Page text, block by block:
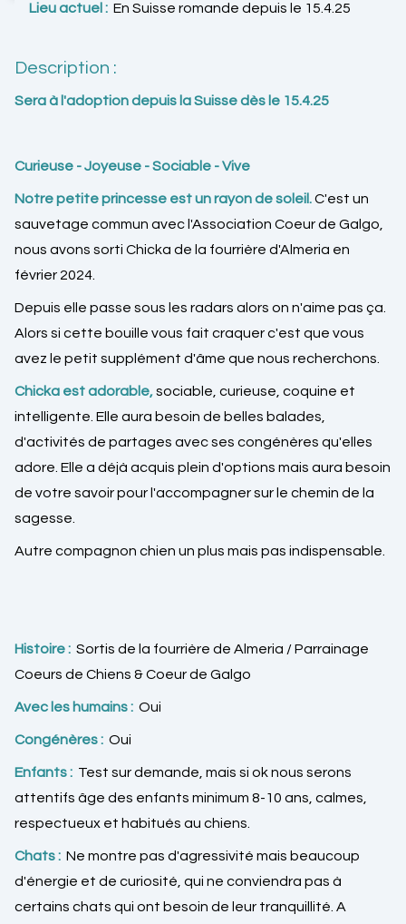
Lieu actuel : En Suisse romande depuis le 15.4.25
Description :
Sera à l'adoption depuis la Suisse dès le 15.4.25
Curieuse - Joyeuse - Sociable - Vive
Notre petite princesse est un rayon de soleil.C'est un
sauvetage commun avec l'Association Coeur de Galgo,
nous avons sorti Chicka de la fourrière d'Almeria en
février 2024.
Depuis elle passe sous les radars alors on n'aime pas ça.
Alors si cette bouille vous fait craquer c'est que vous
avez le petit supplément d'âme que nous recherchons.
Chicka est adorable,sociable, curieuse, coquine et
intelligente. Elle aura besoin de belles balades,
d'activités de partages avec ses congénères qu'elles
adore. Elle a déjà acquis plein d'options mais aura besoin
de votre savoir pour l'accompagner sur le chemin de la
sagesse.
Autre compagnon chien un plus mais pas indispensable.
Histoire : Sortis de la fourrière de Almeria / Parrainage
Coeurs de Chiens & Coeur de Galgo
Avec les humains : Oui
Congénères : Oui
Enfants : Test sur demande, mais si ok nous serons
attentifs âge des enfants minimum 8-10 ans, calmes,
respectueux et habitués au chiens.
Chats : Ne montre pas d'agressivité mais beaucoup
d'énergie et de curiosité, qui ne conviendra pas à
certains chats qui ont besoin de leur tranquillité. A